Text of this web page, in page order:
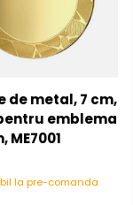
de metal, 7 cm,
emblema
ME7001
la pre-comanda